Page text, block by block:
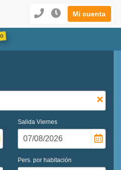
Mi cuenta
Salida Viernes
Pers. por habitación